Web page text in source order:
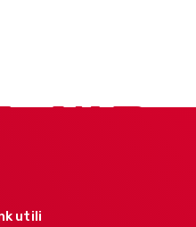
utili